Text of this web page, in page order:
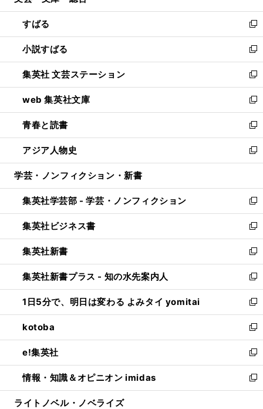
開
く
ウ
で
開
く
ン
ド
ウ
で
開
く
すばる
新
し
い
ウ
ィ
ン
ド
ウ
で
開
く
小説すばる
新
し
い
ウ
ィ
ン
ド
ウ
で
開
集英社 文芸ステーション
新
し
い
ウ
ィ
ン
ド
ウ
開
く
web 集英社文庫
新
し
い
ウ
ィ
ン
ウ
で
開
く
青春と読書
新
し
い
ウ
ン
ド
ウ
で
開
く
アジア人物史
新
し
ウ
ィ
ン
ド
ウ
で
開
く
学芸・ノンフィクション・新書
集英社学芸部 - 学芸・ノンフィクション
新
し
い
ウ
ィ
ン
ド
ウ
で
開
く
集英社ビジネス書
新
し
い
ウ
ィ
ン
ド
ウ
で
開
く
集英社新書
新
し
い
ウ
ィ
ン
ド
ウ
で
開
く
集英社新書プラス - 知の水先案内人
新
し
い
ウ
ィ
ン
ド
ウ
で
開
1日5分で、明日は変わる よみタイ yomitai
新
し
い
ウ
ィ
ン
ド
ウ
kotoba
新
し
い
ウ
ィ
ン
e!集英社
新
し
い
ウ
情報・知識＆オピニオン imidas
新
し
ライトノベル・ノベライズ